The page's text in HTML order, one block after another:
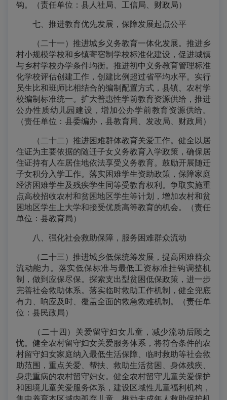
钩。（责任单位：县人社局、工信局、财政局）
七、推进教育优先发展，保障发展起点公平
（二十一）推进城乡义务教育一体化发展。推进乡
村小规模学校和乡镇寄宿制学校标准化建设，促进城镇
与乡村学校办学条件均衡。推进初中义务教育管理标准
化学校评估创建工作，创建比例超过省平均水平。实行
员生比和班师比相结合的编制配置方式，县镇、农村学
校编制标准统一。扩大普惠性学前教育资源供给，推进
公办性质幼儿园建设，增加公办学前教育资源供给。
（责任单位：县委编办，县教育局、发改局、财政局）
（二十二）推进困难群体教育关爱工作。健全以居
住证为主要依据的随迁子女义务教育入学政策，确保居
住证持有人在居住地依法享受义务教育。鼓励开展随迁
子女积分入学工作。落实困难学生资助政策，保障家庭
经济困难学生及残疾学生同等受教育权利。争取实施重
点高校招收农村和贫困地区学生等计划，增加农村和贫
困地区学生上大学和接受优质高等教育的机会。（责任
单位：县教育局）
八、强化社会救助保障，服务困难群众流动
（二十三）推进城乡低保统筹发展，提高困难群众
流动能力。落实低保标准与最低工资标准挂钩调整机
制，做到应保尽保。探索支出型贫困低保政策，进一步
完善社会救助体系。落实临时救助工作机制，健全兜底
有力、响应及时、覆盖全面的救急救难机制。（责任单
位：县民政局）
（二十四）关爱留守妇女儿童，减少流动后顾之
忧。健全农村留守妇女关爱服务体系，将符合条件的农
村留守妇女家庭纳入最低生活保障、临时救助等社会救
助范围，重点关爱、帮扶、救助生活贫困、身体残疾、
身患重病的农村留守妇女。健全农村留守儿童关爱保护
和困境儿童关爱服务体系，建设区域性儿童福利机构，